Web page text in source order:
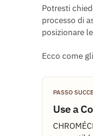
Potresti
processo di
posizionare
Ecco come
PASSO
Use a